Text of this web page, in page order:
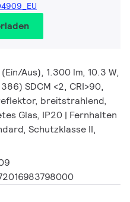
Aus), 1.300 lm, 10.3 W,
SDCM <2, CRI>90,
breitstrahlend,
Glas, IP20 | Fernhalten
Schutzklasse II,